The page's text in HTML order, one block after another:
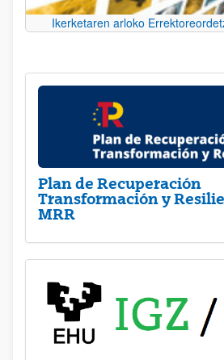
Ikerketaren arloko
Plan de Recuperación
Transformación y
MRR